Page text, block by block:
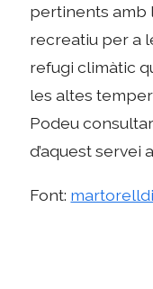
pertinents amb
recreatiu per a
refugi climàtic
les altes
Podeu
d’aquest servei
Font: